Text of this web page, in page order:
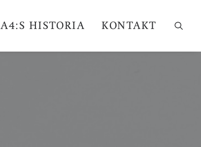
A4:S HISTORIA KONTAKT